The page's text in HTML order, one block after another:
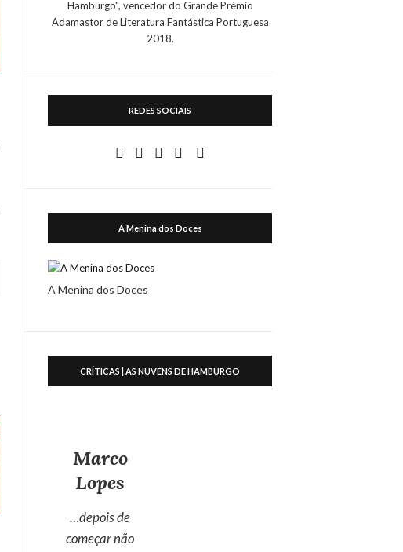
Hamburgo", vencedor do Grande Prémio
Adamastor de Literatura Fantástica Portuguesa
2018.
REDES SOCIAIS
A Menina dos Doces
A Menina dos Doces
CRÍTICAS | AS NUVENS DE HAMBURGO
Marco
Lopes
…depois de
começar não